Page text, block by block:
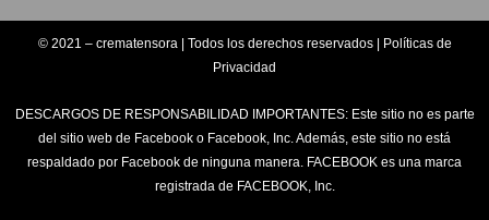
© 2021 – crematensora | Todos los derechos reservados | Políticas de
Privacidad
DESCARGOS DE RESPONSABILIDAD IMPORTANTES: Este sitio no es parte
del sitio web de Facebook o Facebook, Inc. Además, este sitio no está
respaldado por Facebook de ninguna manera. FACEBOOK es una marca
registrada de FACEBOOK, Inc.